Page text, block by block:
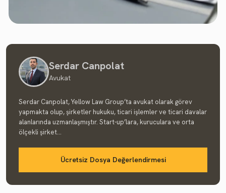
Serdar Canpolat
Avukat
Serdar Canpolat, Yellow Law Group’ta avukat olarak görev
yapmakta olup, şirketler hukuku, ticari işlemler ve ticari davalar
alanlarında uzmanlaşmıştır. Start-up’lara, kuruculara ve orta
ölçekli şirket...
Ücretsiz Dosya Değerlendirmesi